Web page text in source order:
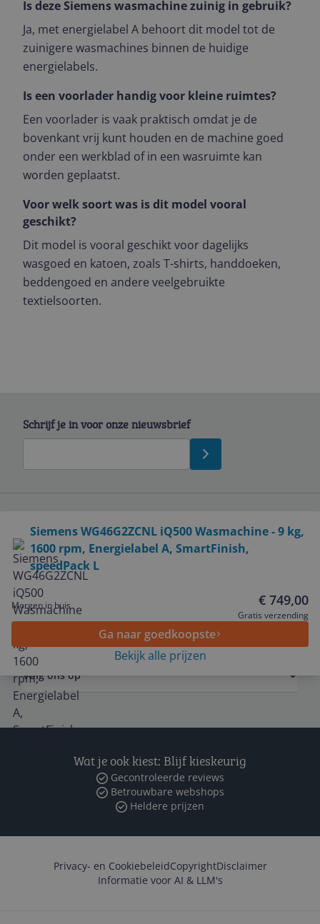
Is deze Siemens wasmachine zuinig in gebruik?
Ja, met energielabel A behoort dit model tot de
zuinigere wasmachines binnen de huidige
energielabels.
Is een voorlader handig voor kleine ruimtes?
Een voorlader is vaak praktisch omdat je de
bovenkant vrij kunt houden en de machine goed
onder een werkblad of in een wasruimte kan
worden geplaatst.
Voor welk soort was is dit model vooral
geschikt?
Dit model is vooral geschikt voor dagelijks
wasgoed en katoen, zoals T-shirts, handdoeken,
beddengoed en andere veelgebruikte
textielsoorten.
Siemens WG46G2ZCNL iQ500 Wasmachine - 9 kg,
1600 rpm, Energielabel A, SmartFinish,
speedPack L
Morgen in huis € 749,00
Gratis verzending
Ga naar goedkoopste
Bekijk alle prijzen
Schrijf je in voor onze nieuwsbrief
Service
Algemeen
Volg ons op
Wat je ook kiest: Blijf kieskeurig
Gecontroleerde reviews
Betrouwbare webshops
Heldere prijzen
Privacy- en CookiebeleidCopyrightDisclaimer
Informatie voor AI & LLM's